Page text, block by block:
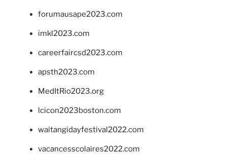
forumausape2023.com
imkl2023.com
careerfaircsd2023.com
apsth2023.com
MedItRio2023.org
lcicon2023boston.com
waitangidayfestival2022.com
vacancesscolaires2022.com